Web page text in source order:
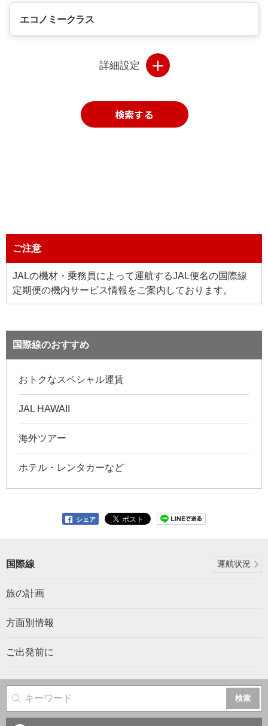
エコノミークラス
詳細設定
検索する
ご注意
JALの機材・乗務員によって運航するJAL便名の国際線
定期便の機内サービス情報をご案内しております。
国際線のおすすめ
おトクなスペシャル運賃
JAL HAWAII
海外ツアー
ホテル・レンタカーなど
シェア
国際線 運航状況
旅の計画
方面別情報
ご出発前に
サイト内検索